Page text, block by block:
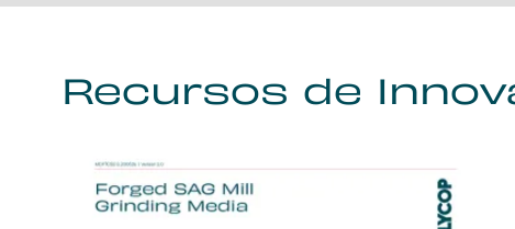
Recursos de